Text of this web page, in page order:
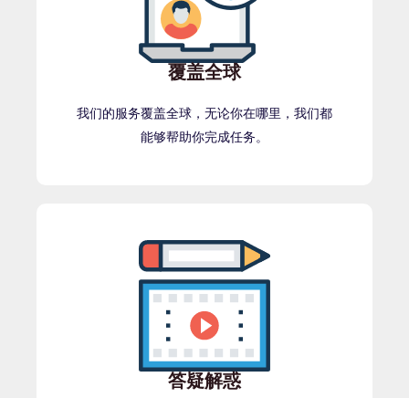
覆盖全球
我们的服务覆盖全球，无论你在哪里，我们都
能够帮助你完成任务。
答疑解惑